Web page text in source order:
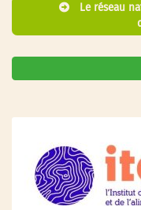
Le réseau